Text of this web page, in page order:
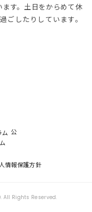
す。土日をからめて休
ごしたりしています。
公
情報保護方針
All Rights Reserved.